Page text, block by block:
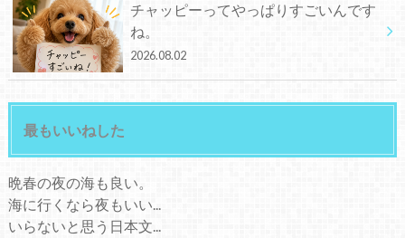
チャッピーってやっぱりすごいんです
ね。
2026.08.02
最もいいねした
晩春の夜の海も良い。
海に行くなら夜もいい...
いらないと思う日本文...